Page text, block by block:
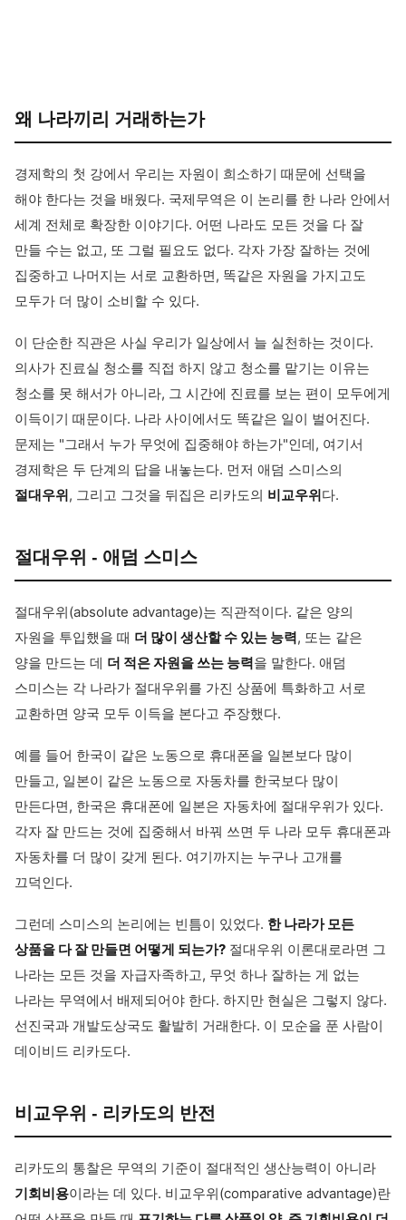
왜 나라끼리 거래하는가
경제학의 첫 강에서 우리는 자원이 희소하기 때문에 선택을
해야 한다는 것을 배웠다. 국제무역은 이 논리를 한 나라 안에서
세계 전체로 확장한 이야기다. 어떤 나라도 모든 것을 다 잘
만들 수는 없고, 또 그럴 필요도 없다. 각자 가장 잘하는 것에
집중하고 나머지는 서로 교환하면, 똑같은 자원을 가지고도
모두가 더 많이 소비할 수 있다.
이 단순한 직관은 사실 우리가 일상에서 늘 실천하는 것이다.
의사가 진료실 청소를 직접 하지 않고 청소를 맡기는 이유는
청소를 못 해서가 아니라, 그 시간에 진료를 보는 편이 모두에게
이득이기 때문이다. 나라 사이에서도 똑같은 일이 벌어진다.
문제는 "그래서 누가 무엇에 집중해야 하는가"인데, 여기서
경제학은 두 단계의 답을 내놓는다. 먼저 애덤 스미스의
절대우위, 그리고 그것을 뒤집은 리카도의 비교우위다.
절대우위 - 애덤 스미스
절대우위(absolute advantage)는 직관적이다. 같은 양의
자원을 투입했을 때 더 많이 생산할 수 있는 능력, 또는 같은
양을 만드는 데 더 적은 자원을 쓰는 능력을 말한다. 애덤
스미스는 각 나라가 절대우위를 가진 상품에 특화하고 서로
교환하면 양국 모두 이득을 본다고 주장했다.
예를 들어 한국이 같은 노동으로 휴대폰을 일본보다 많이
만들고, 일본이 같은 노동으로 자동차를 한국보다 많이
만든다면, 한국은 휴대폰에 일본은 자동차에 절대우위가 있다.
각자 잘 만드는 것에 집중해서 바꿔 쓰면 두 나라 모두 휴대폰과
자동차를 더 많이 갖게 된다. 여기까지는 누구나 고개를
끄덕인다.
그런데 스미스의 논리에는 빈틈이 있었다. 한 나라가 모든
상품을 다 잘 만들면 어떻게 되는가? 절대우위 이론대로라면 그
나라는 모든 것을 자급자족하고, 무엇 하나 잘하는 게 없는
나라는 무역에서 배제되어야 한다. 하지만 현실은 그렇지 않다.
선진국과 개발도상국도 활발히 거래한다. 이 모순을 푼 사람이
데이비드 리카도다.
비교우위 - 리카도의 반전
리카도의 통찰은 무역의 기준이 절대적인 생산능력이 아니라
기회비용이라는 데 있다. 비교우위(comparative advantage)란